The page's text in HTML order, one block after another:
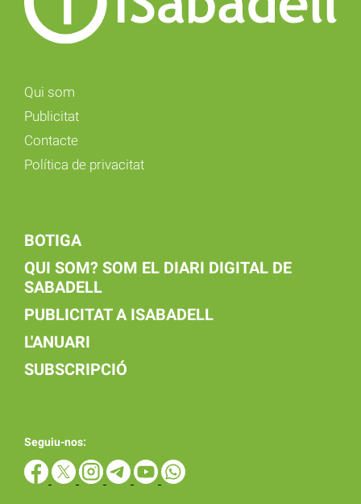
Qui som
Publicitat
Contacte
Política de privacitat
BOTIGA
QUI SOM? SOM EL DIARI DIGITAL DE
SABADELL
PUBLICITAT A ISABADELL
L'ANUARI
SUBSCRIPCIÓ
Seguiu-nos: